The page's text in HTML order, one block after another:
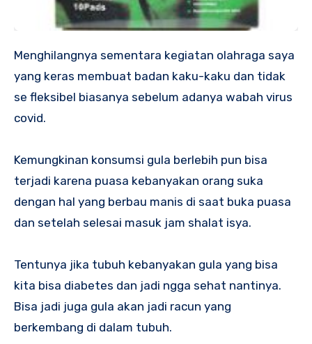
Menghilangnya sementara kegiatan olahraga saya
yang keras membuat badan kaku-kaku dan tidak
se fleksibel biasanya sebelum adanya wabah virus
covid.
Kemungkinan konsumsi gula berlebih pun bisa
terjadi karena puasa kebanyakan orang suka
dengan hal yang berbau manis di saat buka puasa
dan setelah selesai masuk jam shalat isya.
Tentunya jika tubuh kebanyakan gula yang bisa
kita bisa diabetes dan jadi ngga sehat nantinya.
Bisa jadi juga gula akan jadi racun yang
berkembang di dalam tubuh.